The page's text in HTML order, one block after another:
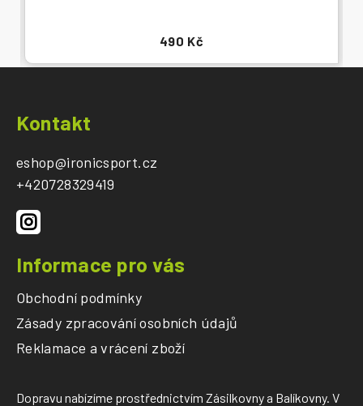
490 Kč
Kontakt
eshop@ironicsport.cz
+420728329419
Informace pro vás
Obchodní podmínky
Zásady zpracování osobních údajů
Reklamace a vrácení zboží
Dopravu nabízíme prostřednictvím Zásilkovny a Balíkovny. V